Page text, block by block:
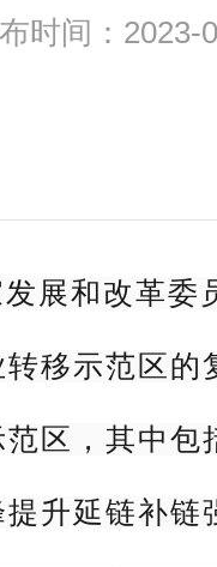
时间：2023-
展和改革委
移示范区的
区，其中包
升延链补链